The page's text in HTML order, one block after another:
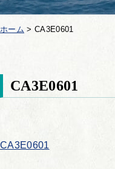
ホーム > CA3E0601
CA3E0601
CA3E0601